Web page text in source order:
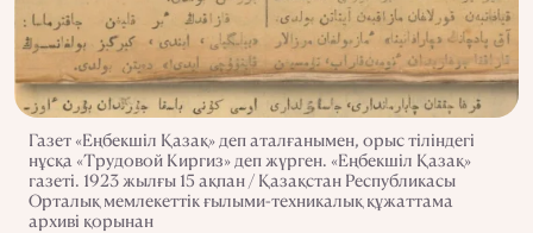
Газет «Еңбекшіл Қазақ» деп аталғанымен, орыс тіліндегі
нұсқа «Трудовой Киргиз» деп жүрген. «Еңбекшіл Қазақ»
газеті. 1923 жылғы 15 ақпан / Қазақстан Республикасы
Орталық мемлекеттік ғылыми-техникалық құжаттама
архиві қорынан